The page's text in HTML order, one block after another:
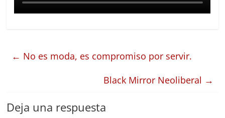
← No es moda, es compromiso por servir.
Black Mirror Neoliberal →
Deja una respuesta